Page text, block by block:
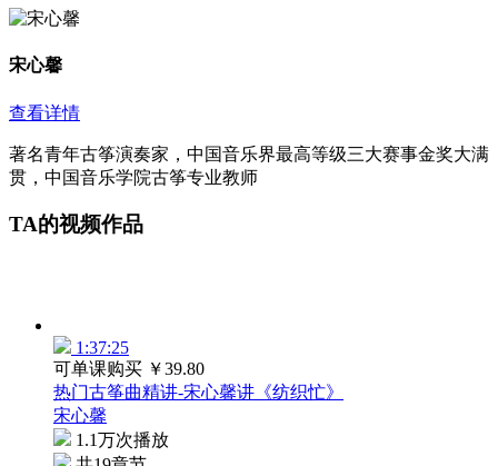
宋心馨
查看详情
著名青年古筝演奏家，中国音乐界最高等级三大赛事金奖大满
贯，中国音乐学院古筝专业教师
TA的视频作品
1:37:25
可单课购买 ￥39.80
热门古筝曲精讲-宋心馨讲《纺织忙》
宋心馨
1.1万次播放